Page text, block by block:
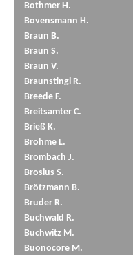
Bothmer H.
Bovensmann H.
Braun B.
Braun S.
Braun V.
Braunstingl R.
Breede F.
Breitsamter C.
Brieß K.
Brohme L.
Brombach J.
Brosius S.
Brötzmann B.
Bruder R.
Buchwald R.
Buchwitz M.
Buonocore M.